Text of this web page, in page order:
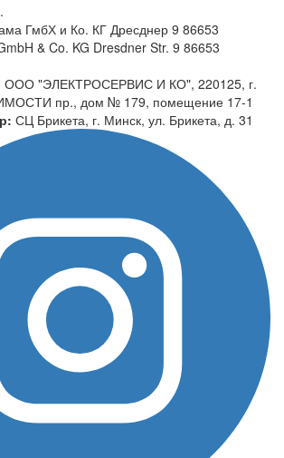
ГмбХ и Ко. КГ Дресднер 9 86653
& Co. KG Dresdner Str. 9 86653
ООО "ЭЛЕКТРОСЕРВИС И КО", 220125, г.
пр., дом № 179, помещение 17-1
СЦ Брикета, г. Минск, ул. Брикета, д. 31